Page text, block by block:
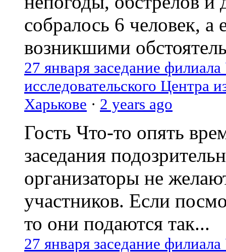
собралось 6 человек, а
возникшими
27 января заседание
исследовательского Центра
Харькове · 2 years ago
Гость Что-то опять
заседания
организаторы не
участников. Если
то они подаются так...
27 января заседание